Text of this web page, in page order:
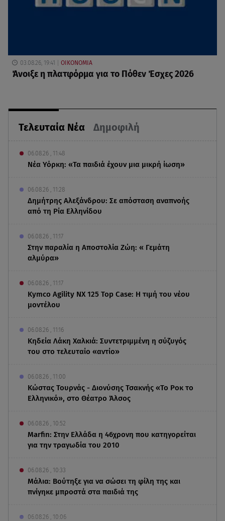
Τελευταία Νέα Δημοφιλή
06.08.26 , 11:48
Νέα Υόρκη: «Τα παιδιά έχουν μια μικρή ίωση»
06.08.26 , 11:28
Δημήτρης Αλεξάνδρου: Σε απόσταση αναπνοής
από τη Ρία Ελληνίδου
06.08.26 , 11:17
Στην παραλία η Αποστολία Ζώη: « Γεμάτη
αλμύρα»
06.08.26 , 11:17
Kymco Agility NX 125 Τοp Case: Η τιμή του νέου
μοντέλου
06.08.26 , 11:16
Κηδεία Λάκη Χαλκιά: Συντετριμμένη η σύζυγός
του στο τελευταίο «αντίο»
06.08.26 , 11:00
Κώστας Τουρνάς - Διονύσης Τσακνής «Το Ροκ το
Ελληνικό», στο Θέατρο Άλσος
06.08.26 , 10:52
Marfin: Στην Ελλάδα η 46χρονη που κατηγορείται
για την τραγωδία του 2010
06.08.26 , 10:33
Μάλια: Βούτηξε για να σώσει τη φίλη της και
πνίγηκε μπροστά στα παιδιά της
06.08.26 , 10:06
03.08.26, 19:41 ΟΙΚΟΝΟΜΙΑ
Άνοιξε η πλατφόρμα για το Πόθεν Έσχες 2026